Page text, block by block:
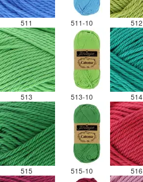
511 511-10 512
513 513-10 514
515 515-10 516